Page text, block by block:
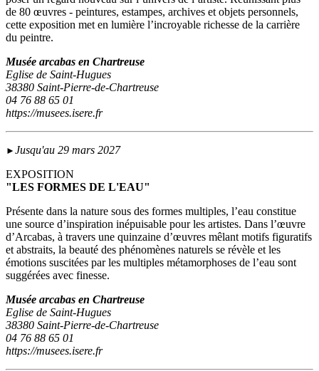
de 80 œuvres - peintures, estampes, archives et objets personnels,
cette exposition met en lumière l’incroyable richesse de la carrière
du peintre.
Musée arcabas en Chartreuse
Eglise de Saint-Hugues
38380 Saint-Pierre-de-Chartreuse
04 76 88 65 01
https://musees.isere.fr
► Jusqu'au 29 mars 2027
EXPOSITION
"LES FORMES DE L'EAU"
Présente dans la nature sous des formes multiples, l’eau constitue
une source d’inspiration inépuisable pour les artistes. Dans l’œuvre
d’Arcabas, à travers une quinzaine d’œuvres mêlant motifs figuratifs
et abstraits, la beauté des phénomènes naturels se révèle et les
émotions suscitées par les multiples métamorphoses de l’eau sont
suggérées avec finesse.
Musée arcabas en Chartreuse
Eglise de Saint-Hugues
38380 Saint-Pierre-de-Chartreuse
04 76 88 65 01
https://musees.isere.fr